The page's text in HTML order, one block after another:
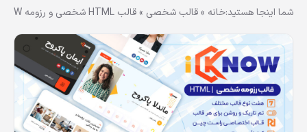
شما اینجا هستید:خانه »قالب شخصی »قالب HTML شخصی و رزومه iKNOW